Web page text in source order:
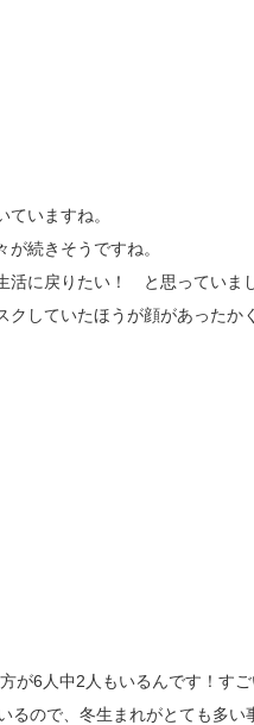
いますね。
続きそうですね。
活に戻りたい！ と思っていま
していたほうが顔があったか
が6人中2人もいるんです！すご
るので、冬生まれがとても多い